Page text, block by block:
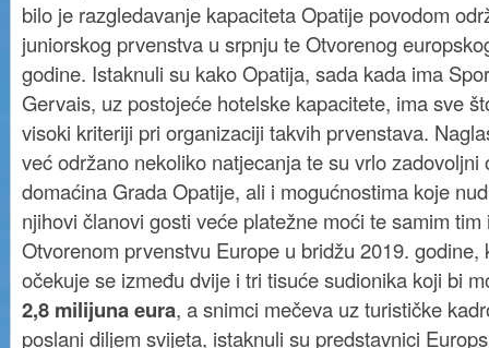
bilo je razgledavanje kapaciteta Opatije povodom
juniorskog prvenstva u srpnju te Otvorenog
godine. Istaknuli su kako Opatija, sada kada ima
Gervais, uz postojeće hotelske kapacitete, ima sve
visoki kriteriji pri organizaciji takvih prvenstava.
već održano nekoliko natjecanja te su vrlo zadovoljni
domaćina Grada Opatije, ali i mogućnostima koje
njihovi članovi gosti veće platežne moći te samim
Otvorenom prvenstvu Europe u bridžu 2019. godine,
očekuje se između dvije i tri tisuće sudionika koji bi
2,8 milijuna eura, a snimci mečeva uz turističke
poslani diljem svijeta, istaknuli su predstavnici